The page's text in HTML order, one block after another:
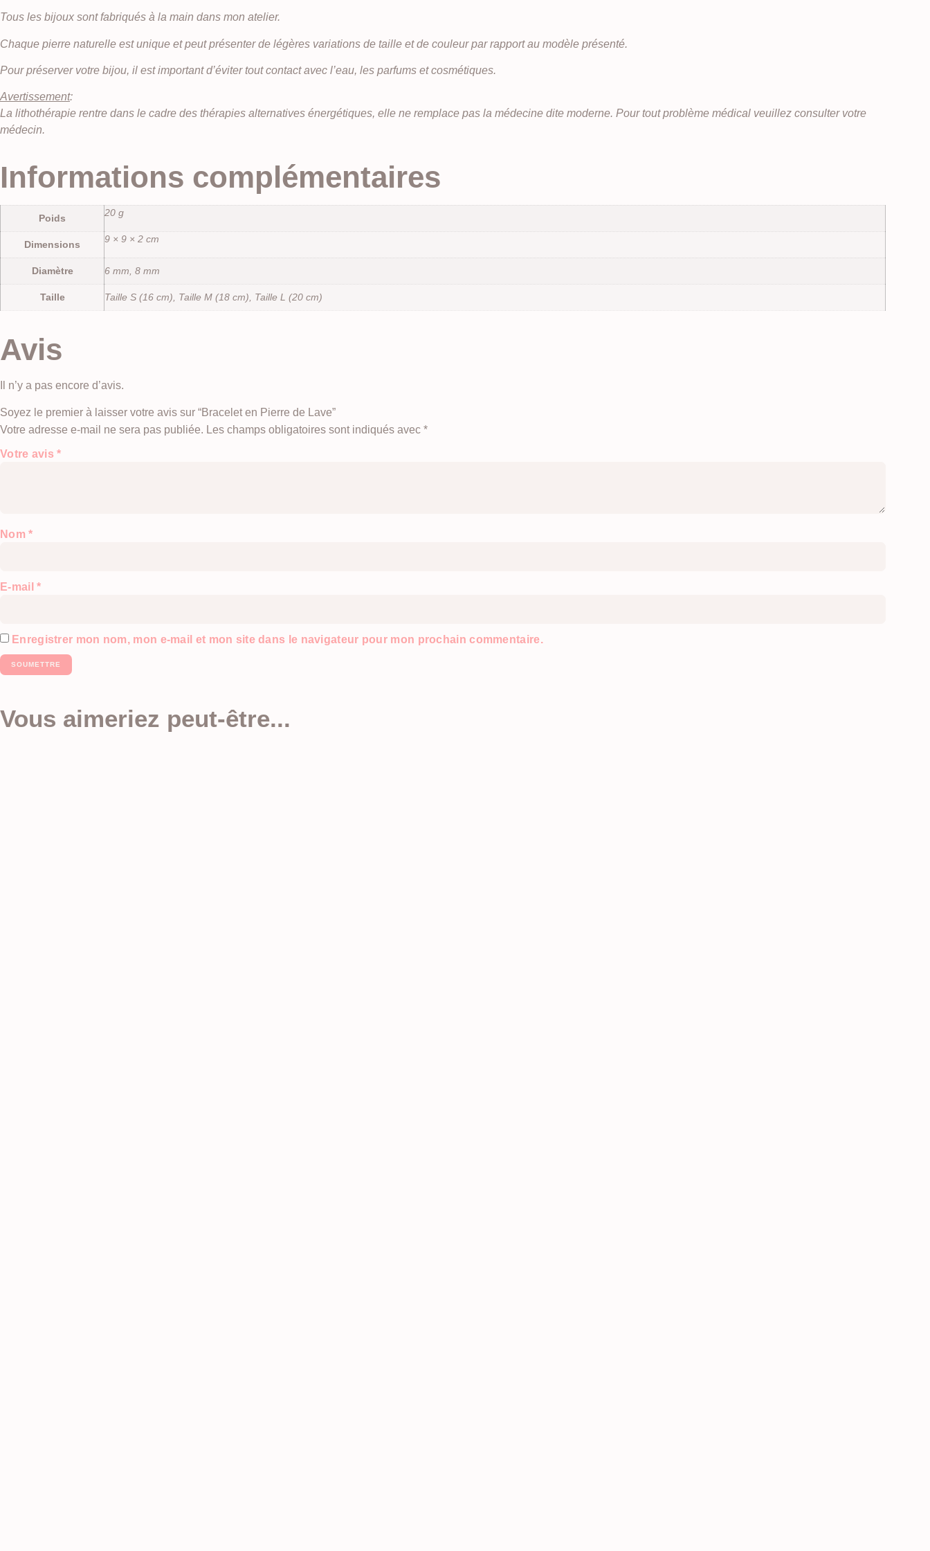
Tous les bijoux sont fabriqués à la main dans mon atelier.
Chaque pierre naturelle est unique et peut présenter de légères variations de taille et de couleur par rapport au modèle présenté.
Pour préserver votre bijou, il est important d’éviter tout contact avec l’eau, les parfums et cosmétiques.
Avertissement:
La lithothérapie rentre dans le cadre des thérapies alternatives énergétiques, elle ne remplace pas la médecine dite moderne. Pour tout problème médical veuillez consulter votre
médecin.
Informations complémentaires
Poids 20 g
Dimensions 9 × 9 × 2 cm
Diamètre 6 mm, 8 mm
Taille Taille S (16 cm), Taille M (18 cm), Taille L (20 cm)
Avis
Il n’y a pas encore d’avis.
Soyez le premier à laisser votre avis sur “Bracelet en Pierre de Lave”
Votre adresse e-mail ne sera pas publiée. Les champs obligatoires sont indiqués avec *
Votre avis*
Nom*
E-mail*
Enregistrer mon nom, mon e-mail et mon site dans le navigateur pour mon prochain commentaire.
Vous aimeriez peut-être...